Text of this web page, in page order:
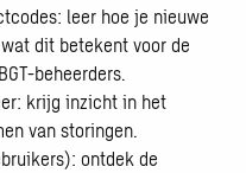
leer hoe je nieuwe
dit betekent voor de
beheerders.
krijg inzicht in het
van storingen.
ontdek de